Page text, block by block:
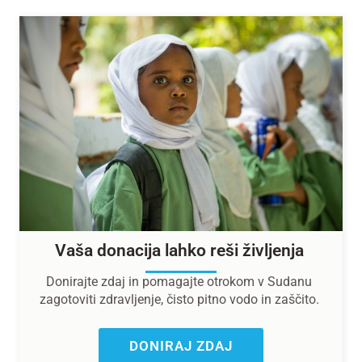
Vaša donacija lahko reši življenja
Donirajte zdaj in pomagajte otrokom v Sudanu
zagotoviti zdravljenje, čisto pitno vodo in zaščito.
DONIRAJ ZDAJ